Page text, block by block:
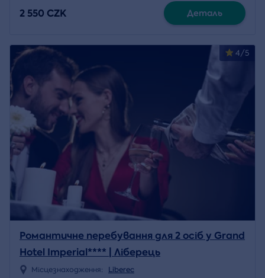
2 550 CZK Деталь
4/5
Романтичне перебування для 2 осіб у Grand
Hotel Imperial**** | Ліберець
Місцезнаходження: Liberec